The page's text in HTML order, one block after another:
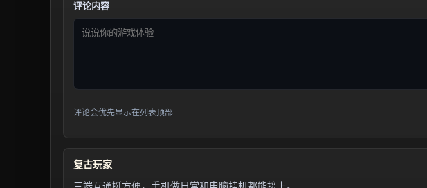
评论内容
评论会优先显示在列表顶部
复古玩家